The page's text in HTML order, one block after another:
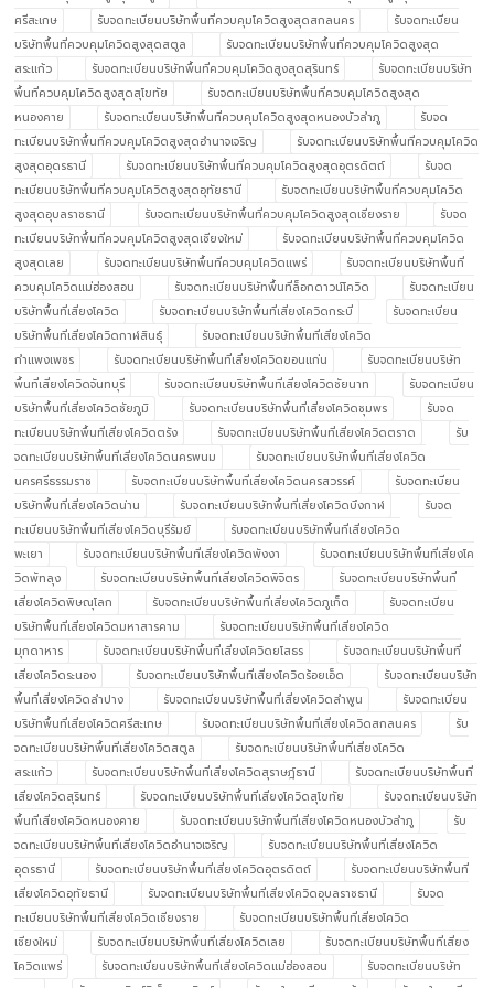
ศรีสะเกษ
รับจดทะเบียนบริษัทพื้นที่ควบคุมโควิดสูงสุดสกลนคร
รับจดทะเบียน
บริษัทพื้นที่ควบคุมโควิดสูงสุดสตูล
รับจดทะเบียนบริษัทพื้นที่ควบคุมโควิดสูงสุด
สระแก้ว
รับจดทะเบียนบริษัทพื้นที่ควบคุมโควิดสูงสุดสุรินทร์
รับจดทะเบียนบริษัท
พื้นที่ควบคุมโควิดสูงสุดสุโขทัย
รับจดทะเบียนบริษัทพื้นที่ควบคุมโควิดสูงสุด
หนองคาย
รับจดทะเบียนบริษัทพื้นที่ควบคุมโควิดสูงสุดหนองบัวลำภู
รับจด
ทะเบียนบริษัทพื้นที่ควบคุมโควิดสูงสุดอำนาจเจริญ
รับจดทะเบียนบริษัทพื้นที่ควบคุมโควิด
สูงสุดอุดรธานี
รับจดทะเบียนบริษัทพื้นที่ควบคุมโควิดสูงสุดอุตรดิตถ์
รับจด
ทะเบียนบริษัทพื้นที่ควบคุมโควิดสูงสุดอุทัยธานี
รับจดทะเบียนบริษัทพื้นที่ควบคุมโควิด
สูงสุดอุบลราชธานี
รับจดทะเบียนบริษัทพื้นที่ควบคุมโควิดสูงสุดเชียงราย
รับจด
ทะเบียนบริษัทพื้นที่ควบคุมโควิดสูงสุดเชียงใหม่
รับจดทะเบียนบริษัทพื้นที่ควบคุมโควิด
สูงสุดเลย
รับจดทะเบียนบริษัทพื้นที่ควบคุมโควิดแพร่
รับจดทะเบียนบริษัทพื้นที่
ควบคุมโควิดแม่ฮ่องสอน
รับจดทะเบียนบริษัทพื้นที่ล็อกดาวน์โควิด
รับจดทะเบียน
บริษัทพื้นที่เสี่ยงโควิด
รับจดทะเบียนบริษัทพื้นที่เสี่ยงโควิดกระบี่
รับจดทะเบียน
บริษัทพื้นที่เสี่ยงโควิดกาฬสินธุ์
รับจดทะเบียนบริษัทพื้นที่เสี่ยงโควิด
กำแพงเพชร
รับจดทะเบียนบริษัทพื้นที่เสี่ยงโควิดขอนแก่น
รับจดทะเบียนบริษัท
พื้นที่เสี่ยงโควิดจันทบุรี
รับจดทะเบียนบริษัทพื้นที่เสี่ยงโควิดชัยนาท
รับจดทะเบียน
บริษัทพื้นที่เสี่ยงโควิดชัยภูมิ
รับจดทะเบียนบริษัทพื้นที่เสี่ยงโควิดชุมพร
รับจด
ทะเบียนบริษัทพื้นที่เสี่ยงโควิดตรัง
รับจดทะเบียนบริษัทพื้นที่เสี่ยงโควิดตราด
รับ
จดทะเบียนบริษัทพื้นที่เสี่ยงโควิดนครพนม
รับจดทะเบียนบริษัทพื้นที่เสี่ยงโควิด
นครศรีธรรมราช
รับจดทะเบียนบริษัทพื้นที่เสี่ยงโควิดนครสวรรค์
รับจดทะเบียน
บริษัทพื้นที่เสี่ยงโควิดน่าน
รับจดทะเบียนบริษัทพื้นที่เสี่ยงโควิดบึงกาฬ
รับจด
ทะเบียนบริษัทพื้นที่เสี่ยงโควิดบุรีรัมย์
รับจดทะเบียนบริษัทพื้นที่เสี่ยงโควิด
พะเยา
รับจดทะเบียนบริษัทพื้นที่เสี่ยงโควิดพังงา
รับจดทะเบียนบริษัทพื้นที่เสี่ยงโค
วิดพัทลุง
รับจดทะเบียนบริษัทพื้นที่เสี่ยงโควิดพิจิตร
รับจดทะเบียนบริษัทพื้นที่
เสี่ยงโควิดพิษณุโลก
รับจดทะเบียนบริษัทพื้นที่เสี่ยงโควิดภูเก็ต
รับจดทะเบียน
บริษัทพื้นที่เสี่ยงโควิดมหาสารคาม
รับจดทะเบียนบริษัทพื้นที่เสี่ยงโควิด
มุกดาหาร
รับจดทะเบียนบริษัทพื้นที่เสี่ยงโควิดยโสธร
รับจดทะเบียนบริษัทพื้นที่
เสี่ยงโควิดระนอง
รับจดทะเบียนบริษัทพื้นที่เสี่ยงโควิดร้อยเอ็ด
รับจดทะเบียนบริษัท
พื้นที่เสี่ยงโควิดลำปาง
รับจดทะเบียนบริษัทพื้นที่เสี่ยงโควิดลำพูน
รับจดทะเบียน
บริษัทพื้นที่เสี่ยงโควิดศรีสะเกษ
รับจดทะเบียนบริษัทพื้นที่เสี่ยงโควิดสกลนคร
รับ
จดทะเบียนบริษัทพื้นที่เสี่ยงโควิดสตูล
รับจดทะเบียนบริษัทพื้นที่เสี่ยงโควิด
สระแก้ว
รับจดทะเบียนบริษัทพื้นที่เสี่ยงโควิดสุราษฎ์ธานี
รับจดทะเบียนบริษัทพื้นที่
เสี่ยงโควิดสุรินทร์
รับจดทะเบียนบริษัทพื้นที่เสี่ยงโควิดสุโขทัย
รับจดทะเบียนบริษัท
พื้นที่เสี่ยงโควิดหนองคาย
รับจดทะเบียนบริษัทพื้นที่เสี่ยงโควิดหนองบัวลำภู
รับ
จดทะเบียนบริษัทพื้นที่เสี่ยงโควิดอำนาจเจริญ
รับจดทะเบียนบริษัทพื้นที่เสี่ยงโควิด
อุดรธานี
รับจดทะเบียนบริษัทพื้นที่เสี่ยงโควิดอุตรดิตถ์
รับจดทะเบียนบริษัทพื้นที่
เสี่ยงโควิดอุทัยธานี
รับจดทะเบียนบริษัทพื้นที่เสี่ยงโควิดอุบลราชธานี
รับจด
ทะเบียนบริษัทพื้นที่เสี่ยงโควิดเชียงราย
รับจดทะเบียนบริษัทพื้นที่เสี่ยงโควิด
เชียงใหม่
รับจดทะเบียนบริษัทพื้นที่เสี่ยงโควิดเลย
รับจดทะเบียนบริษัทพื้นที่เสี่ยง
โควิดแพร่
รับจดทะเบียนบริษัทพื้นที่เสี่ยงโควิดแม่ฮ่องสอน
รับจดทะเบียนบริษัท